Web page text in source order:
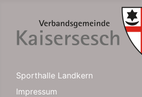
Sporthalle Landkern
Impressum